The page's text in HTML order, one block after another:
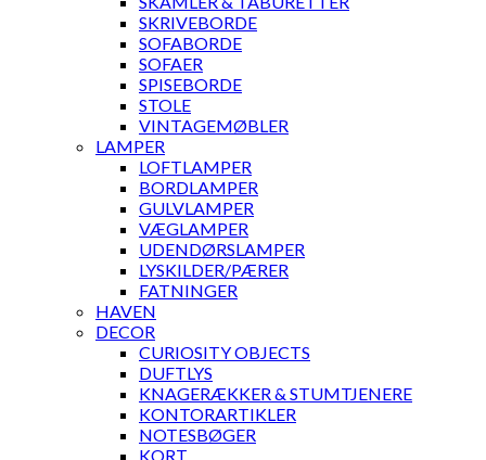
SKRIVEBORDE
SOFABORDE
SOFAER
SPISEBORDE
STOLE
VINTAGEMØBLER
LAMPER
LOFTLAMPER
BORDLAMPER
GULVLAMPER
VÆGLAMPER
UDENDØRSLAMPER
LYSKILDER/PÆRER
FATNINGER
HAVEN
DECOR
CURIOSITY OBJECTS
DUFTLYS
KNAGERÆKKER & STUMTJENERE
KONTORARTIKLER
NOTESBØGER
KORT